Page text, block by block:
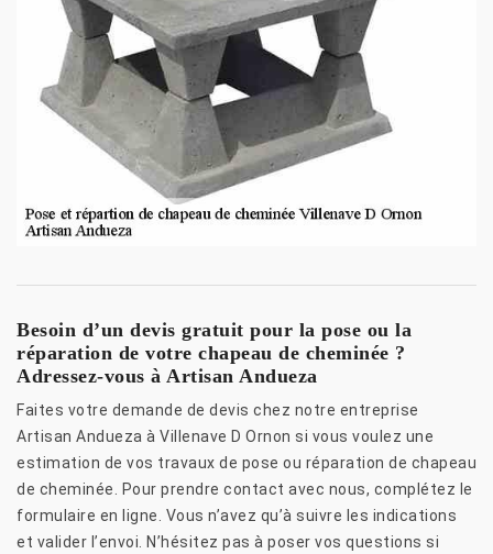
Besoin d’un devis gratuit pour la pose ou la
réparation de votre chapeau de cheminée ?
Adressez-vous à Artisan Andueza
Faites votre demande de devis chez notre entreprise
Artisan Andueza à Villenave D Ornon si vous voulez une
estimation de vos travaux de pose ou réparation de chapeau
de cheminée. Pour prendre contact avec nous, complétez le
formulaire en ligne. Vous n’avez qu’à suivre les indications
et valider l’envoi. N’hésitez pas à poser vos questions si